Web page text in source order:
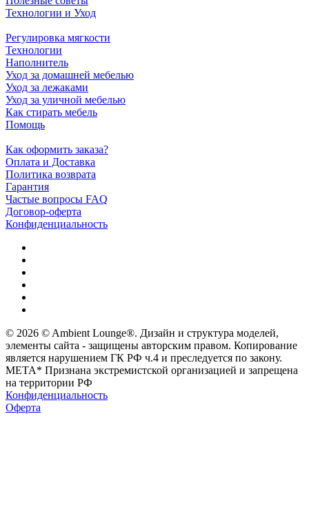
Технологии и Уход
Регулировка мягкости
Технологии
Наполнитель
Уход за домашней мебелью
Уход за лежаками
Уход за уличной мебелью
Как стирать мебель
Помощь
Как оформить заказа?
Оплата и Доставка
Политика возврата
Гарантия
Частые вопросы FAQ
Договор-оферта
Конфиденциальность
© 2026 © Ambient Lounge®. Дизайн и структура моделей,
элементы сайта - защищены авторским правом. Копирование
является нарушением ГК РФ ч.4 и преследуется по закону.
МЕТА* Признана экстремистской организацией и запрещена
на территории РФ
Конфиденциальность
Оферта